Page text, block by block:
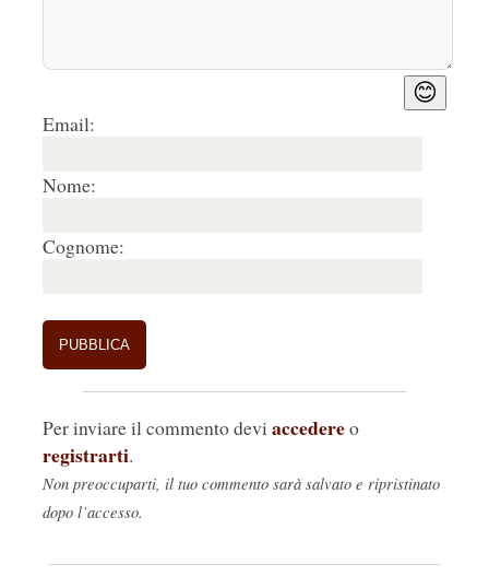
😊
Email:
Nome:
Cognome:
Per inviare il commento devi accedereo
registrarti.
Non preoccuparti, il tuo commento sarà salvato e ripristinato
dopo l’accesso.